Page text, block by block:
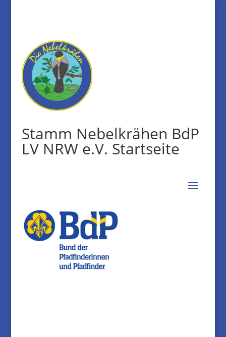
Stamm Nebelkrähen BdP
LV NRW e.V. Startseite